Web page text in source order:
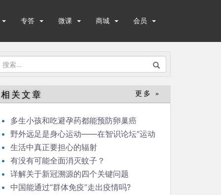
专答 微课 商城 会员
搜
：
相关文章 更多 »
多生小孩和吃避孕药都能预防卵巢癌
野外远足是身心运动——在智识论坛“运动
与健康”的发言
生活中真正要担心的辐射
有没有可能全面消灭蚊子？
详解关于新冠溯源的四个关键问题
中国能通过“群体免疫”走出疫情吗?